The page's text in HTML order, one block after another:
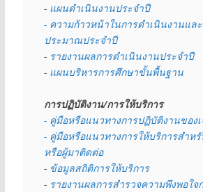
- แผนดำเนินงานประจำปี
- ความก้าวหน้าในการดำเนินงานแล
ประมาณประจำปี
- รายงานผลการดำเนินงานประจำปี
- แผนบริหารการศึกษาขั้นพื้นฐาน
การปฏิบัติงาน/การให้บริการ
- คู่มือหรือแนวทางการปฏิบัติงานของ
- คู่มือหรือแนวทางการให้บริการสำห
หรือผู้มาติดต่อ
- ข้อมูลสถิติการให้บริการ
- รายงานผลการสำรวจความพึงพอใจ